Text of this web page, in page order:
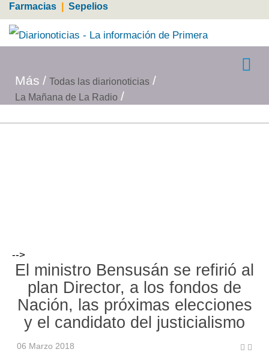
Farmacias Sepelios
Más
Todas las diarionoticias
La Mañana de La Radio
-->
El ministro Bensusán se refirió al
plan Director, a los fondos de
Nación, las próximas elecciones
y el candidato del justicialismo
06 Marzo 2018